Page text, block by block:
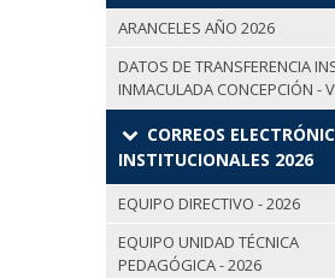
ARANCELES AÑO 2026
DATOS DE TRANSFERENCIA
INMACULADA CONCEPCIÓN -
CORREOS
INSTITUCIONALES 2026
EQUIPO DIRECTIVO - 2026
EQUIPO UNIDAD TÉCNICA
PEDAGÓGICA - 2026